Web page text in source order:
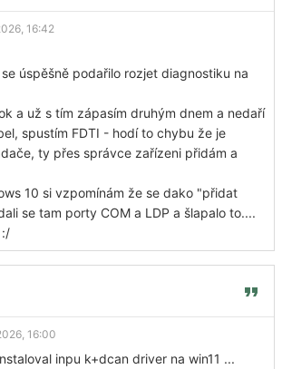
16:42
úspěšně podařilo rozjet diagnostiku na
a už s tím zápasím druhým dnem a nedaří
spustím FDTI - hodí to chybu že je
ty přes správce zařízeni přidám a
10 si vzpomínám že se dako "přidat
se tam porty COM a LDP a šlapalo to....
:/
16:00
inpu k+dcan driver na win11 ...